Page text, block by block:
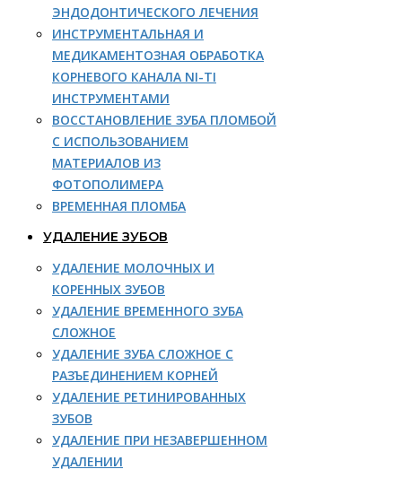
ЭНДОДОНТИЧЕСКОГО ЛЕЧЕНИЯ
ИНСТРУМЕНТАЛЬНАЯ И
МЕДИКАМЕНТОЗНАЯ ОБРАБОТКА
КОРНЕВОГО КАНАЛА NI-TI
ИНСТРУМЕНТАМИ
ВОССТАНОВЛЕНИЕ ЗУБА ПЛОМБОЙ
С ИСПОЛЬЗОВАНИЕМ
МАТЕРИАЛОВ ИЗ
ФОТОПОЛИМЕРА
ВРЕМЕННАЯ ПЛОМБА
УДАЛЕНИЕ ЗУБОВ
УДАЛЕНИЕ МОЛОЧНЫХ И
КОРЕННЫХ ЗУБОВ
УДАЛЕНИЕ ВРЕМЕННОГО ЗУБА
СЛОЖНОЕ
УДАЛЕНИЕ ЗУБА СЛОЖНОЕ С
РАЗЪЕДИНЕНИЕМ КОРНЕЙ
УДАЛЕНИЕ РЕТИНИРОВАННЫХ
ЗУБОВ
УДАЛЕНИЕ ПРИ НЕЗАВЕРШЕННОМ
УДАЛЕНИИ